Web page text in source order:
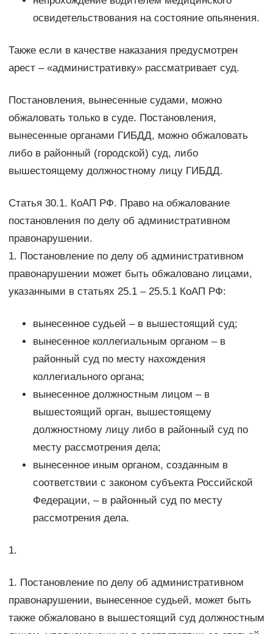
освидетельствования на состояние опьянения.
Также если в качестве наказания предусмотрен
арест – «административку» рассматривает суд.
Постановления, вынесенные судами, можно
обжаловать только в суде. Постановления,
вынесенные органами ГИБДД, можно обжаловать
либо в районный (городской) суд, либо
вышестоящему должностному лицу ГИБДД.
Статья 30.1. КоАП РФ. Право на обжалование
постановления по делу об административном
правонарушении.
1. Постановление по делу об административном
правонарушении может быть обжаловано лицами,
указанными в статьях 25.1 – 25.5.1 КоАП РФ:
вынесенное судьей – в вышестоящий суд;
вынесенное коллегиальным органом – в
районный суд по месту нахождения
коллегиального органа;
вынесенное должностным лицом – в
вышестоящий орган, вышестоящему
должностному лицу либо в районный суд по
месту рассмотрения дела;
вынесенное иным органом, созданным в
соответствии с законом субъекта Российской
Федерации, – в районный суд по месту
рассмотрения дела.
1.
1. Постановление по делу об административном
правонарушении, вынесенное судьей, может быть
также обжаловано в вышестоящий суд должностным